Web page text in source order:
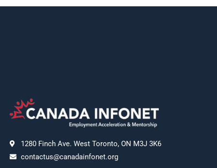
1280 Finch Ave. West Toronto, ON M3J 3K6
contactus@canadainfonet.org